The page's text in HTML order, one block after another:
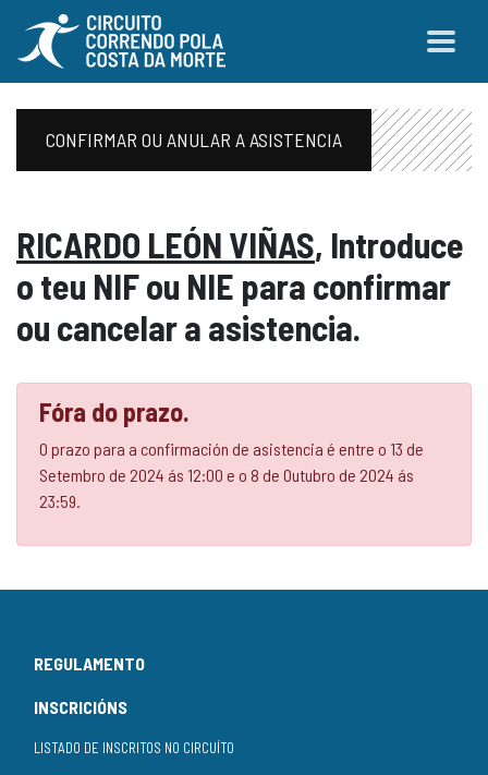
CONFIRMAR OU ANULAR A ASISTENCIA
RICARDO LEÓN VIÑAS, Introduce
o teu NIF ou NIE para confirmar
ou cancelar a asistencia.
Fóra do prazo.
O prazo para a confirmación de asistencia é entre o 13 de
Setembro de 2024 ás 12:00 e o 8 de Outubro de 2024 ás
23:59.
REGULAMENTO
INSCRICIÓNS
LISTADO DE INSCRITOS NO CIRCUÍTO